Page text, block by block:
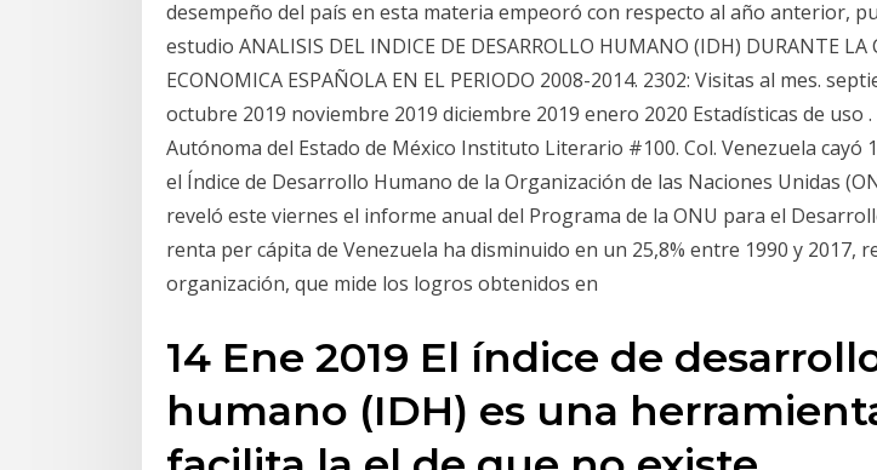
desempeño del país en esta materia empeoró con respecto al año anterior,
estudio ANALISIS DEL INDICE DE DESARROLLO HUMANO (IDH) DURANTE LA
ECONOMICA ESPAÑOLA EN EL PERIODO 2008-2014. 2302: Visitas al mes.
octubre 2019 noviembre 2019 diciembre 2019 enero 2020 Estadísticas de uso
Autónoma del Estado de México Instituto Literario #100. Col. Venezuela cayó
el Índice de Desarrollo Humano de la Organización de las Naciones Unidas
reveló este viernes el informe anual del Programa de la ONU para el
renta per cápita de Venezuela ha disminuido en un 25,8% entre 1990 y 2017,
organización, que mide los logros obtenidos en
14 Ene 2019 El índice de
humano (IDH) es una